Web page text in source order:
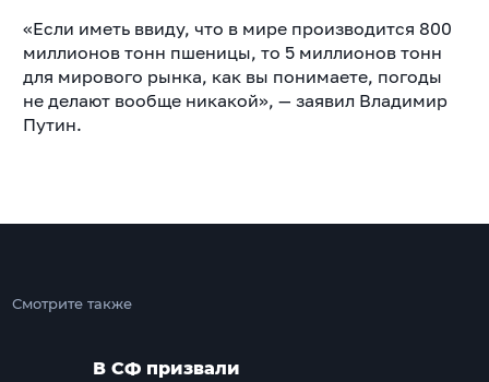
«Если иметь ввиду, что в мире производится 800
миллионов тонн пшеницы, то 5 миллионов тонн
для мирового рынка, как вы понимаете, погоды
не делают вообще никакой», — заявил Владимир
Путин.
Смотрите также
В СФ призвали